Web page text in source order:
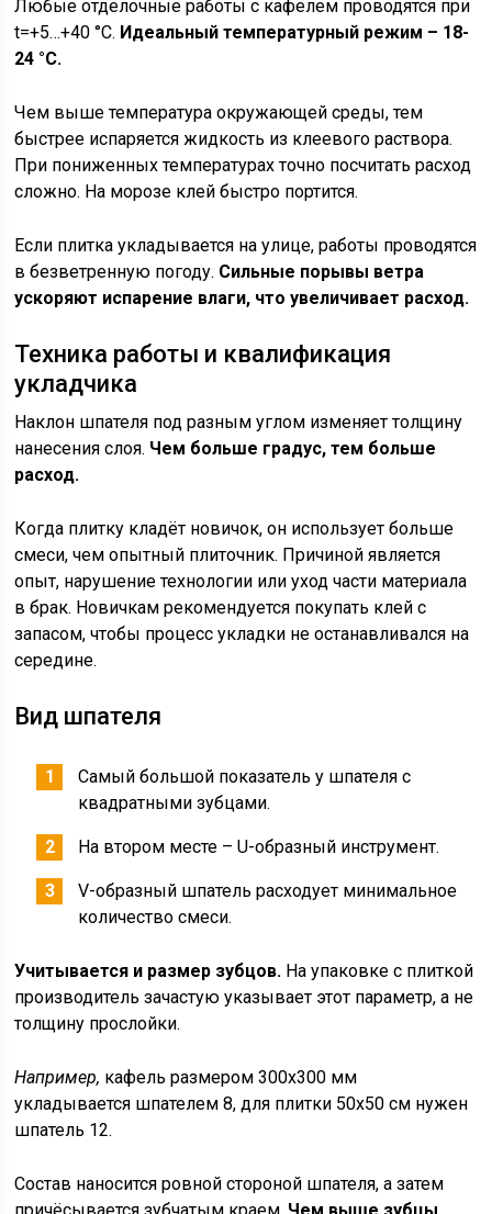
Любые отделочные работы с кафелем проводятся при
t=+5…+40 °C. Идеальный температурный режим – 18-
24 °C.
Чем выше температура окружающей среды, тем
быстрее испаряется жидкость из клеевого раствора.
При пониженных температурах точно посчитать расход
сложно. На морозе клей быстро портится.
Если плитка укладывается на улице, работы проводятся
в безветренную погоду. Сильные порывы ветра
ускоряют испарение влаги, что увеличивает расход.
Техника работы и квалификация
укладчика
Наклон шпателя под разным углом изменяет толщину
нанесения слоя. Чем больше градус, тем больше
расход.
Когда плитку кладёт новичок, он использует больше
смеси, чем опытный плиточник. Причиной является
опыт, нарушение технологии или уход части материала
в брак. Новичкам рекомендуется покупать клей с
запасом, чтобы процесс укладки не останавливался на
середине.
Вид шпателя
Самый большой показатель у шпателя с
квадратными зубцами.
На втором месте – U-образный инструмент.
V-образный шпатель расходует минимальное
количество смеси.
Учитывается и размер зубцов. На упаковке с плиткой
производитель зачастую указывает этот параметр, а не
толщину прослойки.
Например, кафель размером 300х300 мм
укладывается шпателем 8, для плитки 50х50 см нужен
шпатель 12.
Состав наносится ровной стороной шпателя, а затем